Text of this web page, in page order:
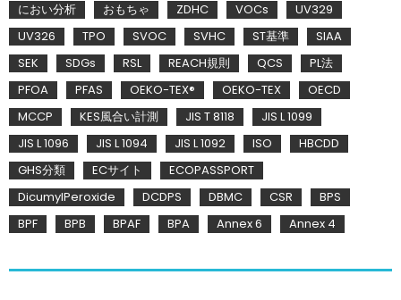
におい分析
おもちゃ ZDHC VOCs
UV329
UV326
TPO SVOC SVHC ST基準
SIAA
SEK
SDGs RSL REACH規則 QCS
PL法
PFOA
PFAS OEKO-TEX® OEKO-TEX
OECD
MCCP
KES風合い計測 JIS T 8118
JIS L 1099
JIS L 1096
JIS L 1094 JIS L 1092 ISO
HBCDD
GHS分類
ECサイト
ECOPASSPORT
DicumylPeroxide
DCDPS DBMC CSR
BPS
BPF
BPB BPAF BPA Annex 6 Annex 4